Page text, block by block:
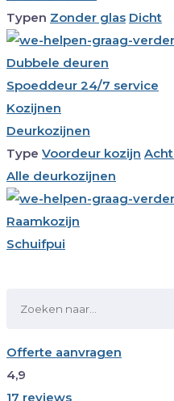
Typen Zonder glas Dicht
Dubbele deuren
Spoeddeur 24/7 service
Kozijnen
Deurkozijnen
Type Voordeur kozijn
Alle deurkozijnen
Raamkozijn
Schuifpui
Offerte aanvragen
4,9
17 reviews